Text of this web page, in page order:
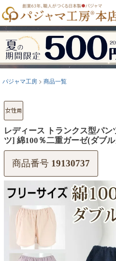
パジャマ工房 商品一覧
レディース トランクス型パ
ツ] 綿100％二重ガーゼ(ダブ
商品番号 19130737